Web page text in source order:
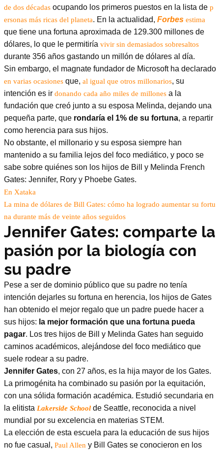
de dos décadas ocupando los primeros puestos en la lista de p
ersonas más ricas del planeta. En la actualidad, Forbes estima
que tiene una fortuna aproximada de 129.300 millones de
dólares, lo que le permitiría vivir sin demasiados sobresaltos
durante 356 años gastando un millón de dólares al día.
Sin embargo, el magnate fundador de Microsoft ha declarado
en varias ocasiones que, al igual que otros millonarios, su
intención es ir donando cada año miles de millones a la
fundación que creó junto a su esposa Melinda, dejando una
pequeña parte, que rondaría el 1% de su fortuna, a repartir
como herencia para sus hijos.
No obstante, el millonario y su esposa siempre han
mantenido a su familia lejos del foco mediático, y poco se
sabe sobre quiénes son los hijos de Bill y Melinda French
Gates: Jennifer, Rory y Phoebe Gates.
En Xataka
La mina de dólares de Bill Gates: cómo ha logrado aumentar su fortu
na durante más de veinte años seguidos
Jennifer Gates: comparte la
pasión por la biología con
su padre
Pese a ser de dominio público que su padre no tenía
intención dejarles su fortuna en herencia, los hijos de Gates
han obtenido el mejor regalo que un padre puede hacer a
sus hijos: la mejor formación que una fortuna pueda
pagar. Los tres hijos de Bill y Melinda Gates han seguido
caminos académicos, alejándose del foco mediático que
suele rodear a su padre.
Jennifer Gates, con 27 años, es la hija mayor de los Gates.
La primogénita ha combinado su pasión por la equitación,
con una sólida formación académica. Estudió secundaria en
la elitista Lakerside School de Seattle, reconocida a nivel
mundial por su excelencia en materias STEM.
La elección de esta escuela para la educación de sus hijos
no fue casual, Paul Allen y Bill Gates se conocieron en los